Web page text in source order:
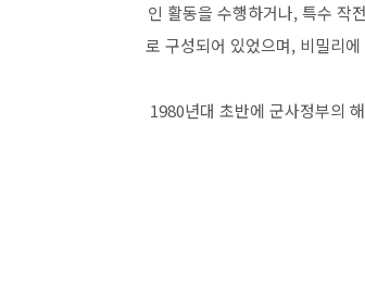
인 활동을 수행하거나, 특수 작
로 구성되어 있었으며, 비밀리
1980년대 초반에 군사정부의